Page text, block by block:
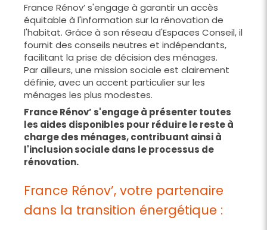
France Rénov’ s'engage à garantir un accès
équitable à l'information sur la rénovation de
l'habitat. Grâce à son réseau d'Espaces Conseil, il
fournit des conseils neutres et indépendants,
facilitant la prise de décision des ménages.
Par ailleurs, une mission sociale est clairement
définie, avec un accent particulier sur les
ménages les plus modestes.
France Rénov’ s'engage à présenter toutes
les aides disponibles pour réduire le reste à
charge des ménages, contribuant ainsi à
l'inclusion sociale dans le processus de
rénovation.
France Rénov’, votre partenaire
dans la transition énergétique :